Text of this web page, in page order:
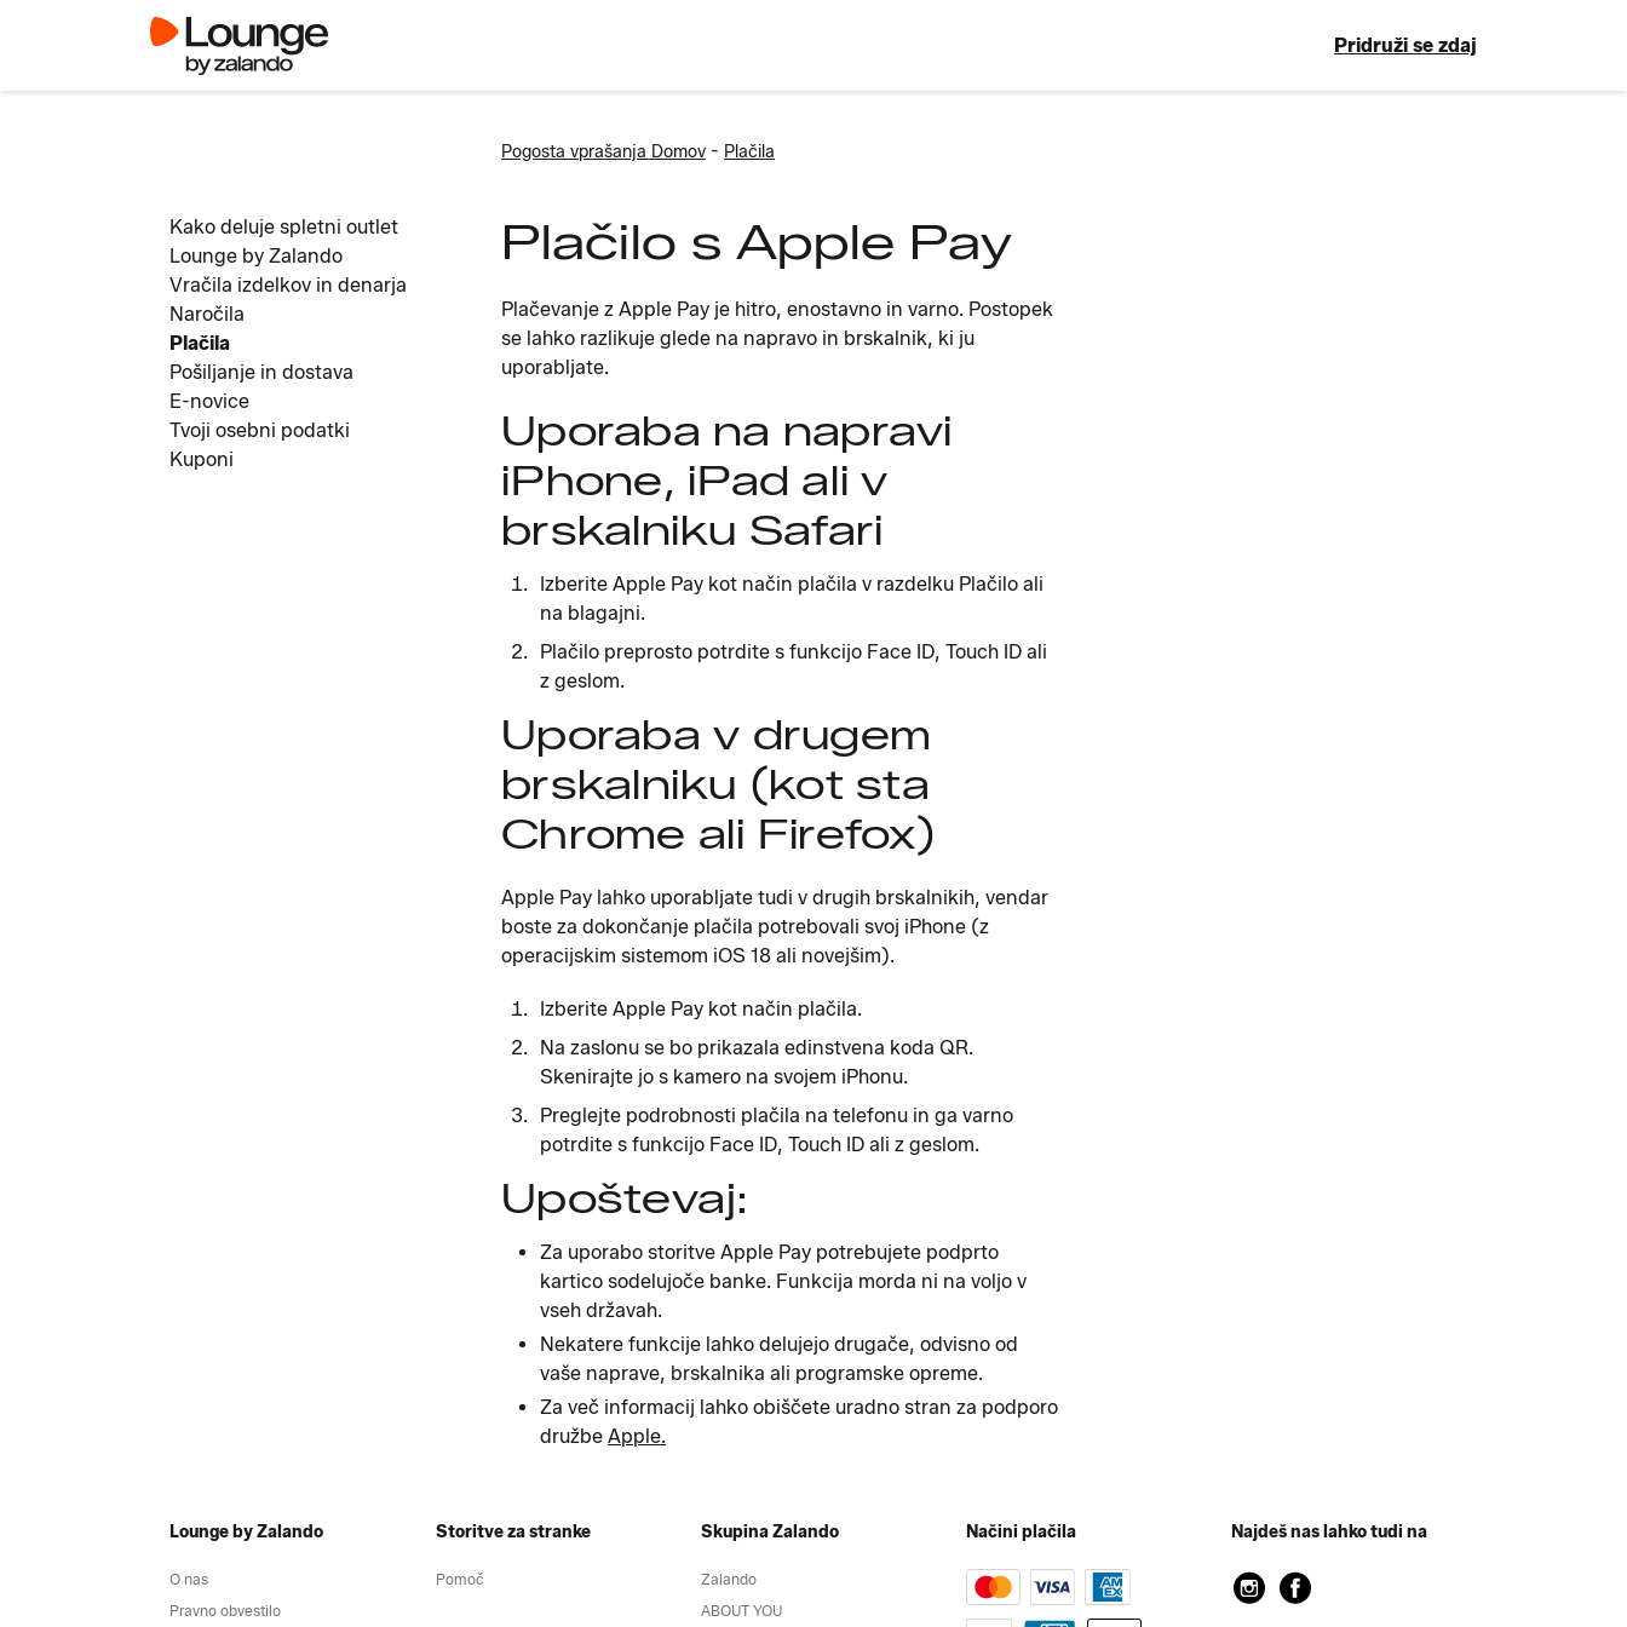
Pridruži se zdaj
Pogosta vprašanja Domov - Plačila
Kako deluje spletni outlet
Lounge by Zalando
Vračila izdelkov in denarja
Naročila
Plačila
Pošiljanje in dostava
E-novice
Tvoji osebni podatki
Kuponi
Plačilo s Apple Pay
Plačevanje z Apple Pay je hitro, enostavno in varno. Postopek
se lahko razlikuje glede na napravo in brskalnik, ki ju
uporabljate.
Uporaba na napravi
iPhone, iPad ali v
brskalniku Safari
Izberite Apple Pay kot način plačila v razdelku Plačilo ali
na blagajni.
Plačilo preprosto potrdite s funkcijo Face ID, Touch ID ali
z geslom.
Uporaba v drugem
brskalniku (kot sta
Chrome ali Firefox)
Apple Pay lahko uporabljate tudi v drugih brskalnikih, vendar
boste za dokončanje plačila potrebovali svoj iPhone (z
operacijskim sistemom iOS 18 ali novejšim).
Izberite Apple Pay kot način plačila.
Na zaslonu se bo prikazala edinstvena koda QR.
Skenirajte jo s kamero na svojem iPhonu.
Preglejte podrobnosti plačila na telefonu in ga varno
potrdite s funkcijo Face ID, Touch ID ali z geslom.
Upoštevaj:
Za uporabo storitve Apple Pay potrebujete podprto
kartico sodelujoče banke. Funkcija morda ni na voljo v
vseh državah.
Nekatere funkcije lahko delujejo drugače, odvisno od
vaše naprave, brskalnika ali programske opreme.
Za več informacij lahko obiščete uradno stran za podporo
družbe Apple.
Lounge by Zalando
O nas
Pravno obvestilo
Storitve za stranke
Pomoč
Skupina Zalando
Zalando
ABOUT YOU
Načini plačila Najdeš nas lahko tudi na